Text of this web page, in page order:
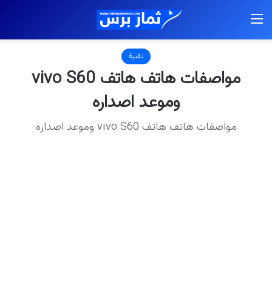
تقنية
مواصفات هاتف هاتف vivo S60
وموعد اصداره
مواصفات هاتف هاتف vivo S60 وموعد اصداره